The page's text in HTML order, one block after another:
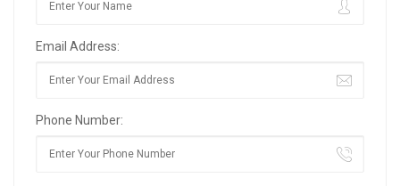
Email Address:
Phone Number: